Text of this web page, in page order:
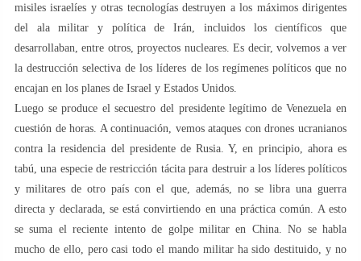
misiles israelíes y otras tecnologías destruyen a los máximos dirigentes
del ala militar y política de Irán, incluidos los científicos que
desarrollaban, entre otros, proyectos nucleares. Es decir, volvemos a ver
la destrucción selectiva de los líderes de los regímenes políticos que no
encajan en los planes de Israel y Estados Unidos.
Luego se produce el secuestro del presidente legítimo de Venezuela en
cuestión de horas. A continuación, vemos ataques con drones ucranianos
contra la residencia del presidente de Rusia. Y, en principio, ahora es
tabú, una especie de restricción tácita para destruir a los líderes políticos
y militares de otro país con el que, además, no se libra una guerra
directa y declarada, se está convirtiendo en una práctica común. A esto
se suma el reciente intento de golpe militar en China. No se habla
mucho de ello, pero casi todo el mando militar ha sido destituido, y no